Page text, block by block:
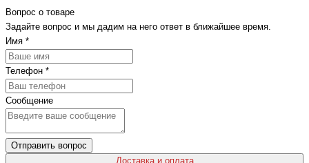
Вопрос о товаре
Задайте вопрос и мы дадим на него ответ в ближайшее время.
Имя *
Телефон *
Сообщение
Отправить вопрос
Доставка и оплата